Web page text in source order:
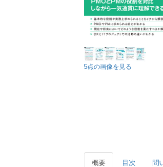
5点の画像を見る
概要 目次 問